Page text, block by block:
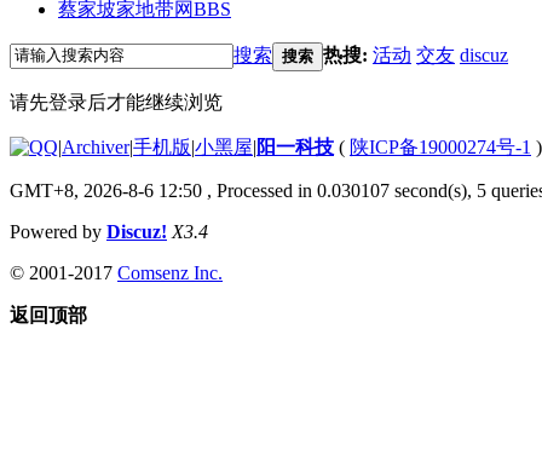
蔡家坡家地带网BBS
搜索 搜索 热搜: 活动 交友 discuz
请先登录后才能继续浏览
|Archiver|手机版|小黑屋| 阳一科技 ( 陕ICP备19000274号-1 )
GMT+8, 2026-8-6 12:50 , Processed in 0.030107 second(s), 5
Powered by Discuz! X3.4
© 2001-2017 Comsenz Inc.
返回顶部